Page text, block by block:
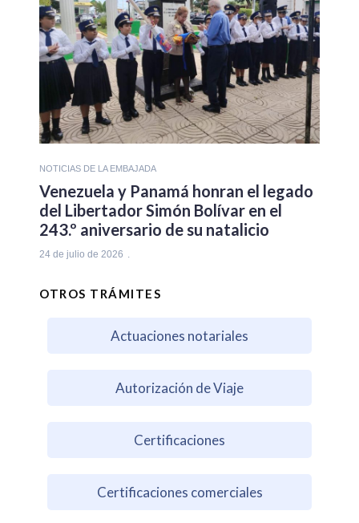
NOTICIAS DE LA EMBAJADA
Venezuela y Panamá honran el legado
del Libertador Simón Bolívar en el
243.º aniversario de su natalicio
24 de julio de 2026
OTROS TRÁMITES
Actuaciones notariales
Autorización de Viaje
Certificaciones
Certificaciones comerciales